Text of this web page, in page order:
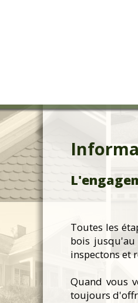
Toutes les
bois jusqu'au
inspectons et
Quand vous
toujours